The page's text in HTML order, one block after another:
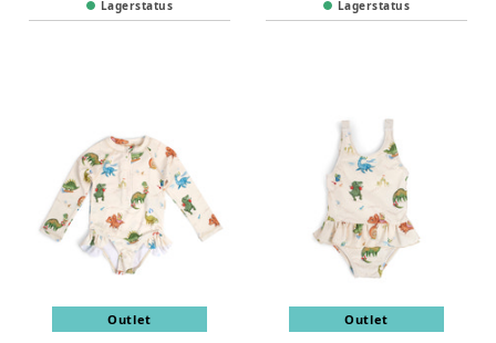
Lagerstatus Lagerstatus
Outlet Outlet